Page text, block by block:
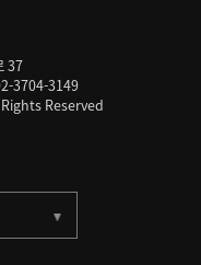
37
3704-3149
Reserved